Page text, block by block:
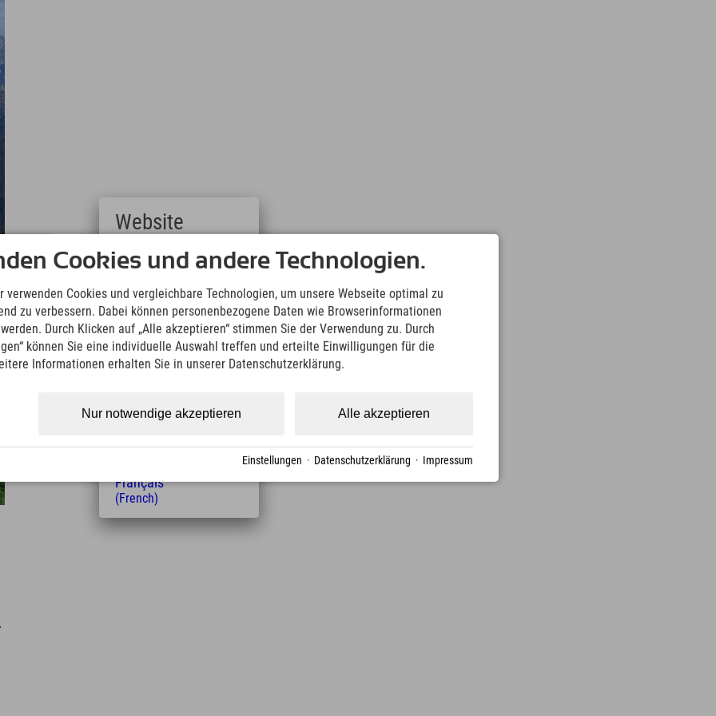
Cookies und andere Technologien.
verwenden Cookies und vergleichbare Technologien, um unsere Webseite optimal zu
zu verbessern. Dabei können personenbezogene Daten wie Browserinformationen
Durch Klicken auf „Alle akzeptieren“ stimmen Sie der Verwendung zu. Durch
können Sie eine individuelle Auswahl treffen und erteilte Einwilligungen für die
Informationen erhalten Sie in unserer Datenschutzerklärung.
Alle akzeptieren
Nur notwendige akzeptieren
Einstellungen · Datenschutzerklärung · Impressum
Website
Deutsch
(German)
English
(English)
Italiano
(Italian)
Čeština
(Czech)
Magyar
Nederlands
Français
(French)